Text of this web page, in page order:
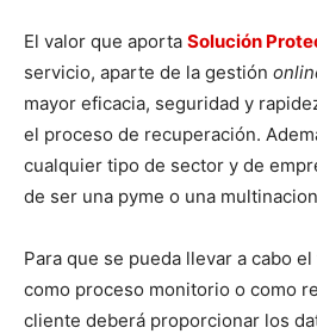
El valor que aporta Solución
servicio, aparte de la gestión
mayor eficacia, seguridad y
el proceso de recuperación.
cualquier tipo de sector y de
de ser una pyme o una
Para que se pueda llevar a cabo
como proceso monitorio o como
cliente deberá proporcionar los